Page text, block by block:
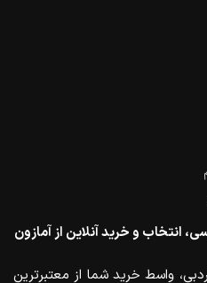
انتخاب و خرید آنلاین از آمازون
واسط خرید شما از معتبرترین